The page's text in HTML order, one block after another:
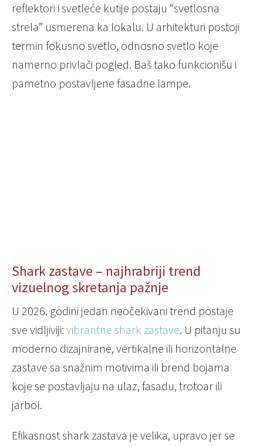
reflektori i svetleće kutije postaju “svetlosna
strela” usmerena ka lokalu. U arhitekturi postoji
termin fokusno svetlo, odnosno svetlo koje
namerno privlači pogled. Baš tako funkcionišu i
pametno postavljene fasadne lampe.
Shark zastave – najhrabriji trend
vizuelnog skretanja pažnje
U 2026. godini jedan neočekivani trend postaje
sve vidljiviji: vibrantne shark zastave. U pitanju su
moderno dizajnirane, vertikalne ili horizontalne
zastave sa snažnim motivima ili brend bojama
koje se postavljaju na ulaz, fasadu, trotoar ili
jarbol.
Efikasnost shark zastava je velika, upravo jer se